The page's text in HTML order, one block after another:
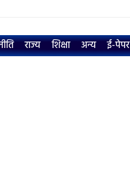
राज्य शिक्षा अन्य ई-पेपर